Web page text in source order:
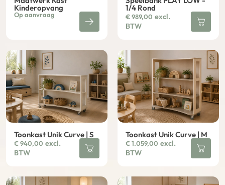
Kinderopvang
Op aanvraag
1/4 Rond
€989,00 excl.
BTW
Toonkast Unik Curve | S
€940,00 excl.
BTW
Toonkast Unik Curve | M
€1.059,00 excl.
BTW